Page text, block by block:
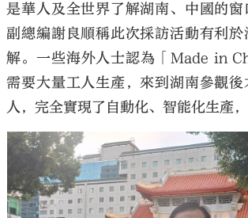
是華人及全世界了解湖南、中國的
副總編謝良順稱此次採訪活動有利
解。一些海外人士認為「Made in
需要大量工人生產，來到湖南參觀
人，完全實現了自動化、智能化生產，